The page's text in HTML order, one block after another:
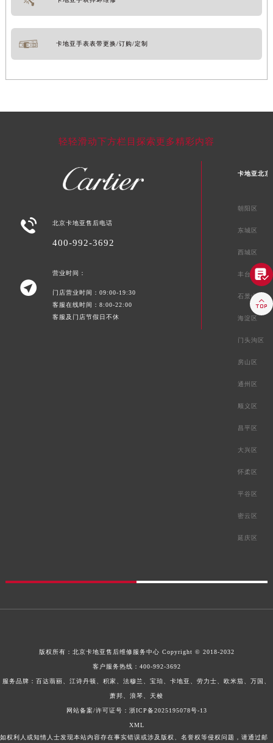
卡地亚手表表带更换/订购/定制
轻轻滑动下方栏目探索更多精彩内容
 北京卡地亚售后电话
400-992-3692

营业时间：
门店营业时间：09:00-19:30
客服在线时间：8:00-22:00
客服及门店节假日不休
卡地亚北京
朝阳区
东城区
西城区
丰台区
石景山区
海淀区
门头沟区
房山区
通州区
顺义区
昌平区
大兴区
怀柔区
平谷区
密云区
延庆区
版权所有： 北京卡地亚售后维修服务中心 Copyright © 2018-2032
客户服务热线： 400-992-3692
服务品牌：百达翡丽、江诗丹顿、积家、法穆兰、宝珀、卡地亚、劳力士、欧米茄、万国、
萧邦、浪琴、天梭
网站备案/许可证号：浙ICP备2025195078号-13
XML
如权利人或知情人士发现本站内容存在事实错误或涉及版权、名誉权等侵权问题，请通过邮

